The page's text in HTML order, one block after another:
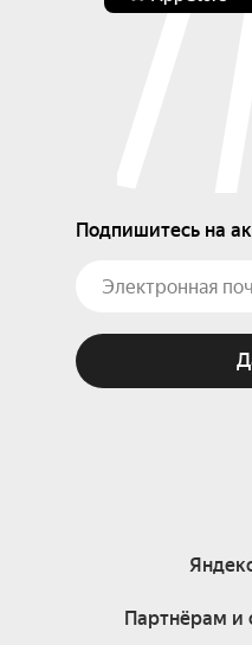
Подпишитесь на
Партнёрам и